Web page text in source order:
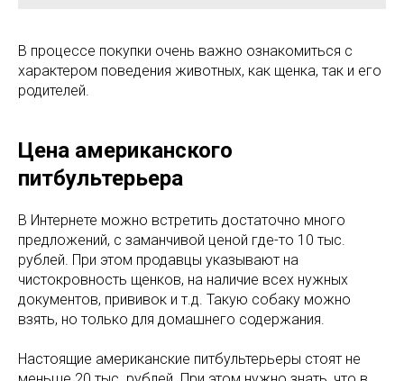
В процессе покупки очень важно ознакомиться с
характером поведения животных, как щенка, так и его
родителей.
Цена американского
питбультерьера
В Интернете можно встретить достаточно много
предложений, с заманчивой ценой где-то 10 тыс.
рублей. При этом продавцы указывают на
чистокровность щенков, на наличие всех нужных
документов, прививок и т.д. Такую собаку можно
взять, но только для домашнего содержания.
Настоящие американские питбультерьеры стоят не